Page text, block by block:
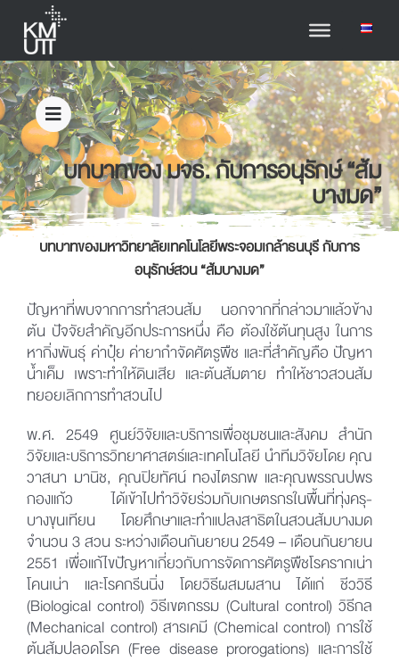
บทบาทของ มจธ. กับการอนุรักษ์ “ส้ม
บางมด”
บทบาทของมหาวิทยาลัยเทคโนโลยีพระจอมเกล้าธนบุรี กับการ
อนุรักษ์สวน “ส้มบางมด”
ปัญหาที่พบจากการทำสวนส้ม นอกจากที่กล่าวมาแล้วข้าง
ต้น ปัจจัยสำคัญอีกประการหนึ่ง คือ ต้องใช้ต้นทุนสูง ในการ
หากิ่งพันธุ์ ค่าปุ๋ย ค่ายากำจัดศัตรูพืช และที่สำคัญคือ ปัญหา
น้ำเค็ม เพราะทำให้ดินเสีย และต้นส้มตาย ทำให้ชาวสวนส้ม
ทยอยเลิกการทำสวนไป
พ.ศ. 2549 ศูนย์วิจัยและบริการเพื่อชุมชนและสังคม สำนัก
วิจัยและบริการวิทยาศาสตร์และเทคโนโลยี นำทีมวิจัยโดย คุณ
วาสนา มานิช, คุณปิยทัศน์ ทองไตรภพ และคุณพรรณปพร
กองแก้ว ได้เข้าไปทำวิจัยร่วมกับเกษตรกรในพื้นที่ทุ่งครุ-
บางขุนเทียน โดยศึกษาและทำแปลงสาธิตในสวนส้มบางมด
จำนวน 3 สวน ระหว่างเดือนกันยายน 2549 – เดือนกันยายน
2551 เพื่อแก้ไขปัญหาเกี่ยวกับการจัดการศัตรูพืชโรครากเน่า
โคนเน่า และโรคกรีนนิ่ง โดยวิธีผสมผสาน ได้แก่ ชีววิธี
(Biological control) วิธีเขตกรรม (Cultural control) วิธีกล
(Mechanical control) สารเคมี (Chemical control) การใช้
ต้นส้มปลอดโรค (Free disease prorogations) และการใช้